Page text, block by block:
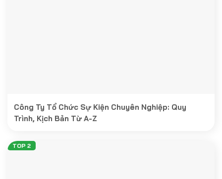
Công Ty Tổ Chức Sự Kiện Chuyên Nghiệp: Quy
Trình, Kịch Bản Từ A-Z